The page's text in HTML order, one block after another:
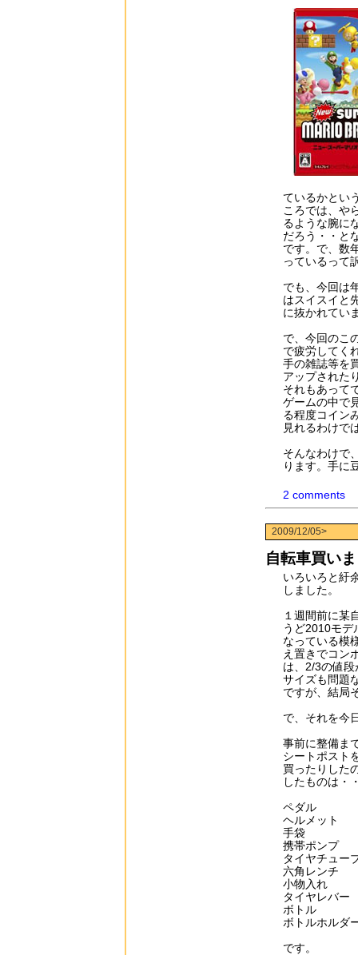
ているかとい
ころでは、や
るような腕に
だろう・・と
です。で、数
っているって
でも、今回は
はスイスイと
に抜かれてい
で、今回のこ
で疲労してく
手の雑誌等を
アップされた
それもあって
ゲームの中で
る程度コイン
見れるわけで
そんなわけで
ります。手に
2 comments
2009/12/05>
自転車買い
いろいろと紆
しました。
１週間前に某
うど2010モデ
なっている模
え置きでコン
は、2/3の値
サイズも問題
ですが、結局
で、それを今
事前に整備ま
シートポスト
買ったりした
したものは・
ペダル
ヘルメット
手袋
携帯ポンプ
タイヤチュー
六角レンチ
小物入れ
タイヤレバー
ボトル
ボトルホルダ
です。